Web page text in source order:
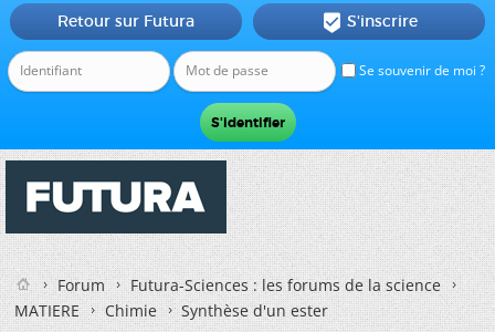
Se souvenir de moi ?
Retour sur Futura  S'inscrire
Forum
Futura-Sciences : les forums de la science
MATIERE
Chimie Synthèse d'un ester